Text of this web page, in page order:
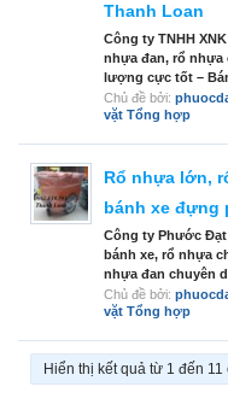
Thanh Loan
Công ty TNHH
nhựa đan, rổ nhựa
lượng cực tốt –
Chủ đề bởi:
vặt Tổng hợp
Rổ nhựa lớn,
bánh xe đựng
Công ty Phước
bánh xe, rổ nhựa
nhựa đan chuyên
Chủ đề bởi:
vặt Tổng hợp
Hiển thị kết quả từ 1 đến 11